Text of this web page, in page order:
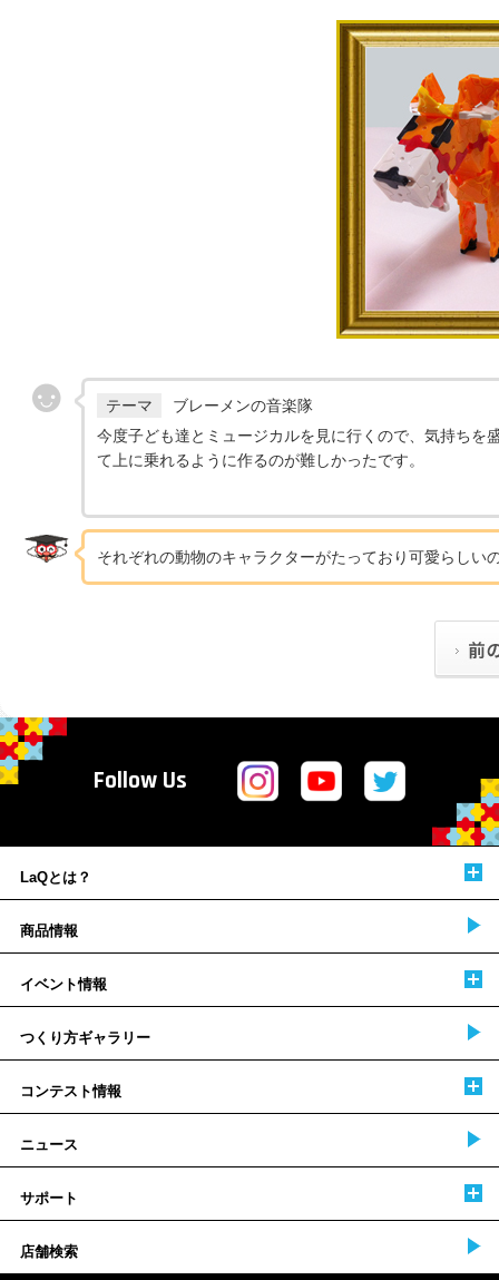
テーマ
ブレーメンの音楽隊
今度子ども達とミュージカルを見に行くので、気持ち
て上に乗れるように作るのが難しかったです。
それぞれの動物のキャラクターがたっており可愛らし
Follow Us
LaQとは？
商品情報
イベント情報
つくり方ギャラリー
コンテスト情報
ニュース
サポート
店舗検索